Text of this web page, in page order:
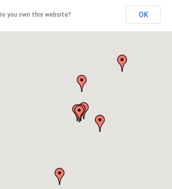
you own this website? OK